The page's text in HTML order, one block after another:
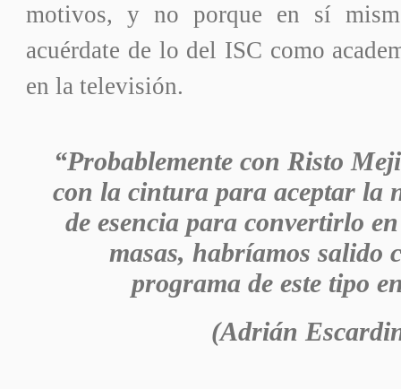
motivos, y no porque en sí
acuérdate de lo del ISC como
en la televisión.
“Probablemente con Risto
con la cintura para aceptar la
de esencia para convertirlo
masas, habríamos salido
programa de este tipo
(Adrián